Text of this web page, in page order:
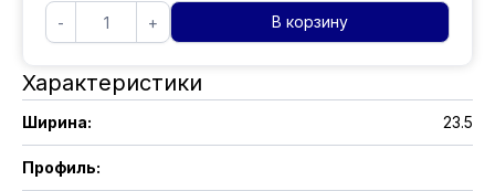
Характеристики
Ширина: 23.5
Профиль:
- + В корзину